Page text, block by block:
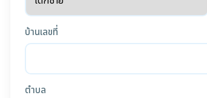
บ้านเลขที่
ตำบล